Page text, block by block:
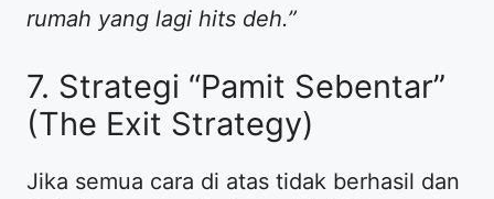
rumah yang lagi hits deh.”
​7. Strategi “Pamit Sebentar”
(The Exit Strategy)
​Jika semua cara di atas tidak berhasil dan